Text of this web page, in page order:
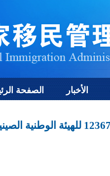
الصفحة الأخبار